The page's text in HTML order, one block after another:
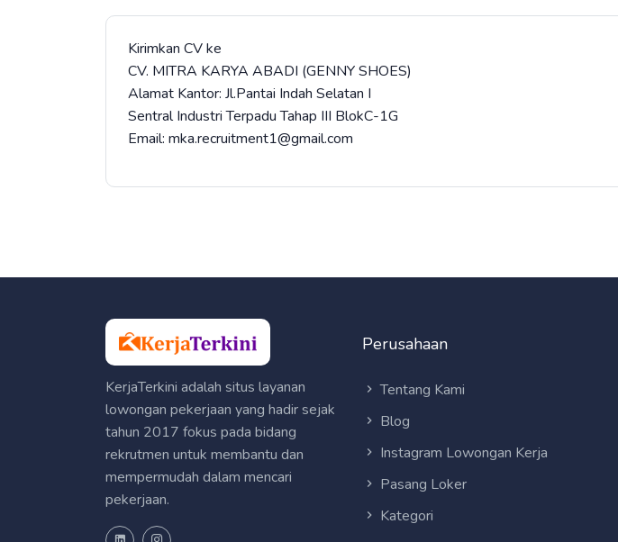
Kirimkan CV ke
CV. MITRA KARYA ABADI (GENNY SHOES)
Alamat Kantor: Jl.Pantai Indah Selatan I
Sentral Industri Terpadu Tahap III BlokC-1G
Email: mka.recruitment1@gmail.com
KerjaTerkini adalah situs layanan
lowongan pekerjaan yang hadir sejak
tahun 2017 fokus pada bidang
rekrutmen untuk membantu dan
mempermudah dalam mencari
pekerjaan.
Perusahaan
Tentang Kami
Blog
Instagram Lowongan Kerja
Pasang Loker
Kategori